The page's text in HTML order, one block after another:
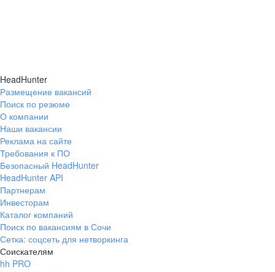
HeadHunter
Размещение вакансий
Поиск по резюме
О компании
Наши вакансии
Реклама на сайте
Требования к ПО
Безопасный HeadHunter
HeadHunter API
Партнерам
Инвесторам
Каталог компаний
Поиск по вакансиям в Сочи
Сетка: соцсеть для нетворкинга
Соискателям
hh PRO